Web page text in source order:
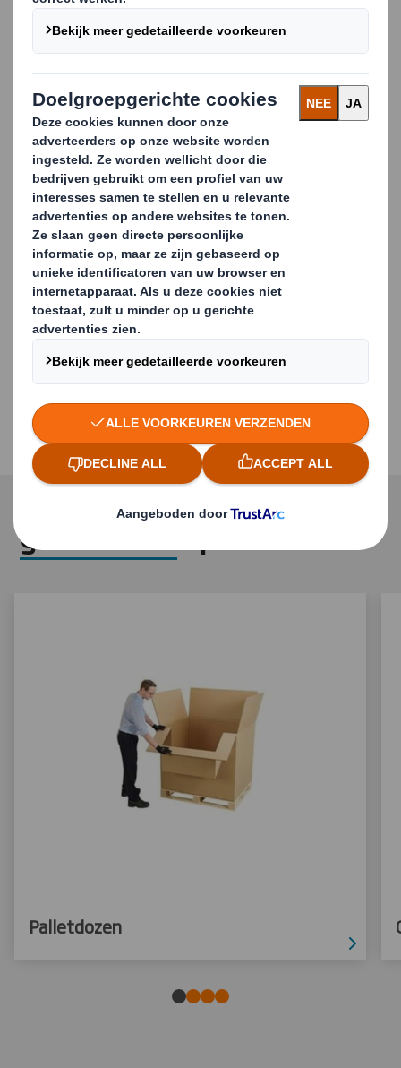
Golfkartonpallets blijken erg eenvoudig te
verplaatsen en 100% recyclebaar te zijn en zijn
bovendien perfect om reclame te maken voor het
merk.
Overige voordelen zijn:
Ideaal voor voedingssector en farmaceutische
industrie bij risico op verontreiniging
Geschikt voor luchtvervoer, aangezien gewicht
een kritische kostenfactor is
Perfect voor export wanneer er beperkingen
zijn op het gebruik van hout
Transportbanden, vooral wanneer de pallet
wordt geïntegreerd in de productielijn
papierafval
brandstof en koolstof bij deelleveringen.
gerelateerde producten
Palletdozen